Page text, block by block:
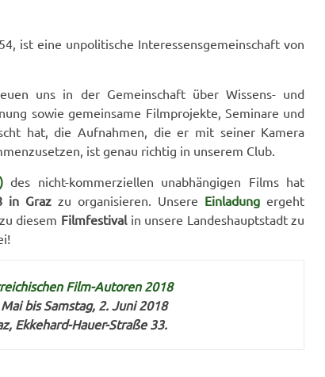
ist eine unpolitische Interessensgemeinschaft von
uns in der Gemeinschaft über Wissens- und
sowie gemeinsame Filmprojekte, Seminare und
hat, die Aufnahmen, die er mit seiner Kamera
ist genau richtig in unserem Club.
des nicht-kommerziellen unabhängigen Films hat
in Graz zu organisieren. Unsere Einladung ergeht
diesem Filmfestivalin unsere Landeshauptstadt zu
Film-Autoren 2018
bis Samstag, 2. Juni 2018
Ekkehard-Hauer-Straße 33.